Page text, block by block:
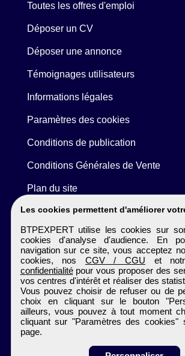
Les cookies permettent d'améliorer
BTPEXPERT utilise les cookies sur
cookies d'analyse d'audience. En
navigation sur ce site, vous acceptez
cookies, nos CGV / CGU et
confidentialitépour vous proposer des
vos centres d'intérêt et réaliser des
Vous pouvez choisir de refuser ou de
choix en cliquant sur le bouton
ailleurs, vous pouvez à tout moment
cliquant sur "Paramètres des cookies"
page.
Toutes les offres d'emploi
Déposer un CV
Déposer une annonce
Témoignages utilisateurs
Informations légales
Paramètres des cookies
Conditions de publication
Conditions Générales de Vente
Plan du site